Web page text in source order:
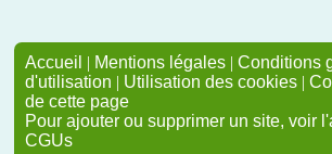
Accueil | Mentions légales | Conditions
d'utilisation | Utilisation des cookies |
de cette page
Pour ajouter ou supprimer un site, voir
CGUs